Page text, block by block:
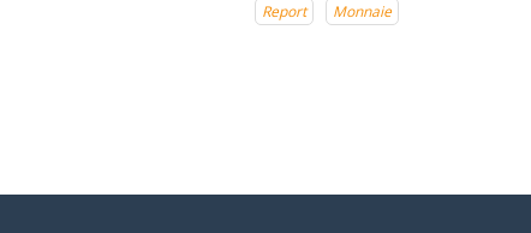
Report Monnaie